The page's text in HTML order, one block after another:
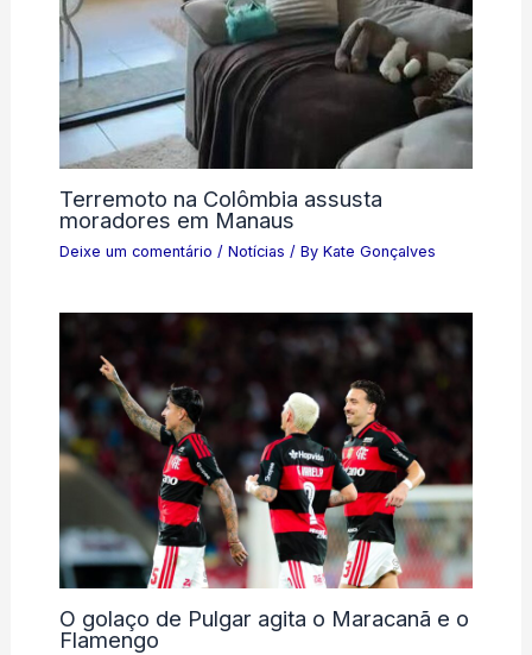
Terremoto na Colômbia assusta
moradores em Manaus
Deixe um comentário / Notícias / By Kate Gonçalves
O golaço de Pulgar agita o Maracanã e o
Flamengo